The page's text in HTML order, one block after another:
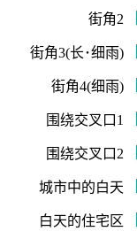
街角2
街角3(长･细雨)
街角4(细雨)
围绕交叉口1
围绕交叉口2
城市中的白天
白天的住宅区